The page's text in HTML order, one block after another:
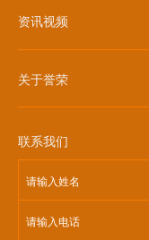
资讯视频
关于誉荣
联系我们